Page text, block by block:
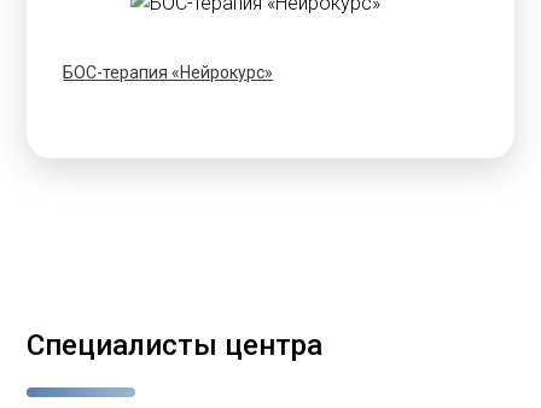
БОС-терапия «Нейрокурс»
Специалисты центра